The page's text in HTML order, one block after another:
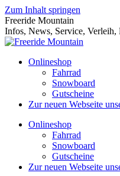
Zum Inhalt springen
Freeride Mountain
Infos, News, Service, Verleih,
Onlineshop
Fahrrad
Snowboard
Gutscheine
Zur neuen Webseite
Onlineshop
Fahrrad
Snowboard
Gutscheine
Zur neuen Webseite